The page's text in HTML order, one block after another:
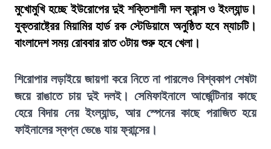
মুখোমুখি হচ্ছে ইউরোপের দুই শক্তিশালী দল ফ্রান্স ও ইংল্যান্ড।
যুক্তরাষ্ট্রের মিয়ামির হার্ড রক স্টেডিয়ামে অনুষ্ঠিত হবে ম্যাচটি।
বাংলাদেশ সময় রোববার রাত ৩টায় শুরু হবে খেলা।
শিরোপার লড়াইয়ে জায়গা করে নিতে না পারলেও বিশ্বকাপ শেষটা
জয়ে রাঙাতে চায় দুই দলই। সেমিফাইনালে আর্জেন্টিনার কাছে
হেরে বিদায় নেয় ইংল্যান্ড, আর স্পেনের কাছে পরাজিত হয়ে
ফাইনালের স্বপ্ন ভেঙে যায় ফ্রান্সের।